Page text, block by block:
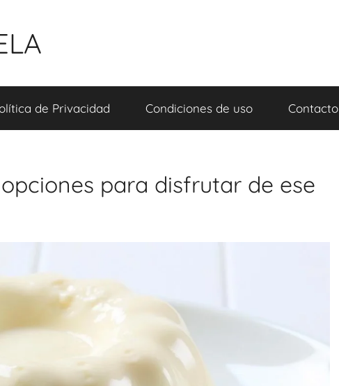
de Privacidad Condiciones de uso Contacto
para disfrutar de ese